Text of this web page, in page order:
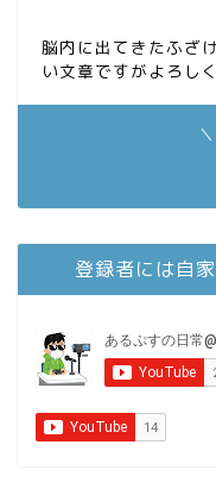
脳内に出てきたふざ
い文章ですがよろし
登録者には自